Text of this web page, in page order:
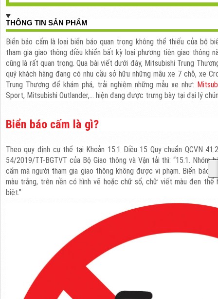
THÔNG TIN SẢN PHẨM
Biển báo cấm là loại biển báo quan trọng không thể thiếu của bộ
tham gia giao thông điều khiển bất kỳ loại phương tiện giao thông
cũng là rất quan trọng. Qua bài viết dưới đây, Mitsubishi Trung
quý khách hàng đang có nhu cầu sở hữu những mẫu xe 7 chỗ, xe
Trung Thượng để khám phá, trải nghiệm những mẫu xe như:
Sport, Mitsubishi Outlander,... hiện đang được trưng bày tại đại lý
Biển báo cấm là gì?
Theo quy định cụ thể tại Khoản 15.1 Điều 15 Quy chuẩn QCVN
54/2019/TT-BGTVT của Bộ Giao thông và Vận tải thì: “15.1. Nhóm
cấm mà người tham gia giao thông không được vi phạm. Biển báo
màu trắng, trên nền có hình vẽ hoặc chữ số, chữ viết màu đen
biệt.”